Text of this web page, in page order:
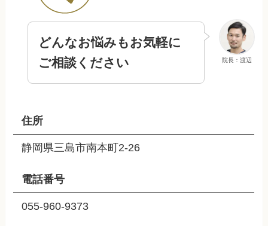
院長：渡辺
どんなお悩みもお気軽に
ご相談ください
住所
静岡県三島市南本町2-26
電話番号
055-960-9373